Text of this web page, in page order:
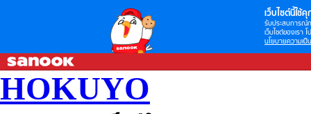
เว็บไซต์นี้ใช้คุ
รับประสบการณ์
เว็บไซต์ของเรา
นโยบายความเป็
HOKUYO